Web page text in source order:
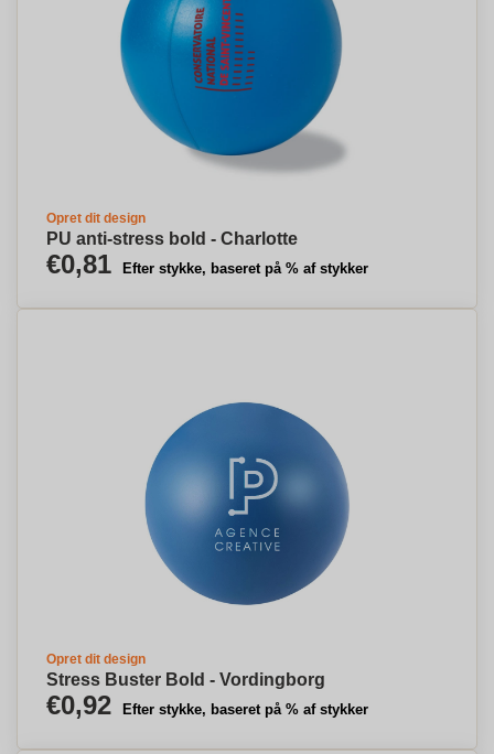
Opret dit design
PU anti-stress bold - Charlotte
€0,81 Efter stykke, baseret på % af stykker
Opret dit design
Stress Buster Bold - Vordingborg
€0,92 Efter stykke, baseret på % af stykker